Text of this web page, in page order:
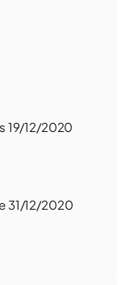
19/12/2020
31/12/2020